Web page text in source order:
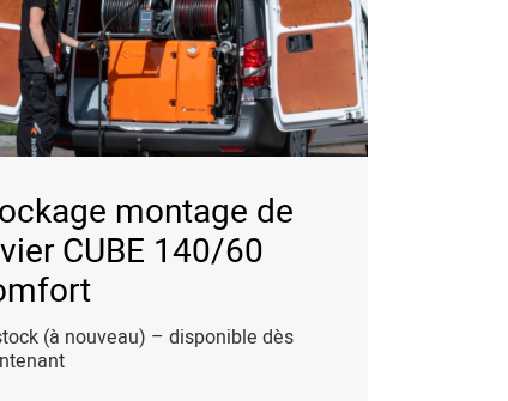
montage de
CUBE 140/60
(à nouveau) – disponible dès